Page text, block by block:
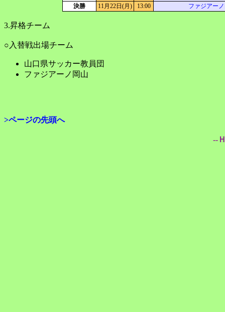
決勝
11月22日(月) 13:00 ファジアー
3.昇格チーム
○入替戦出場チーム
山口県サッカー教員団
ファジアーノ岡山
>ページの先頭へ
--